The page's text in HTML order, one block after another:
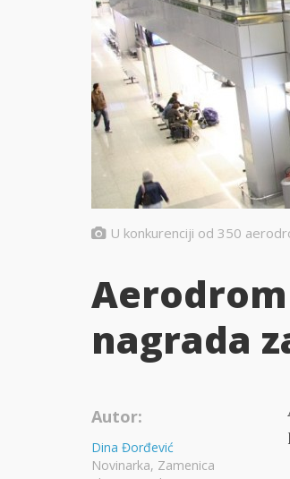
U konkurenciji od 350
nagrada
Autor:
Dina Đorđević
Novinarka, Zamenica